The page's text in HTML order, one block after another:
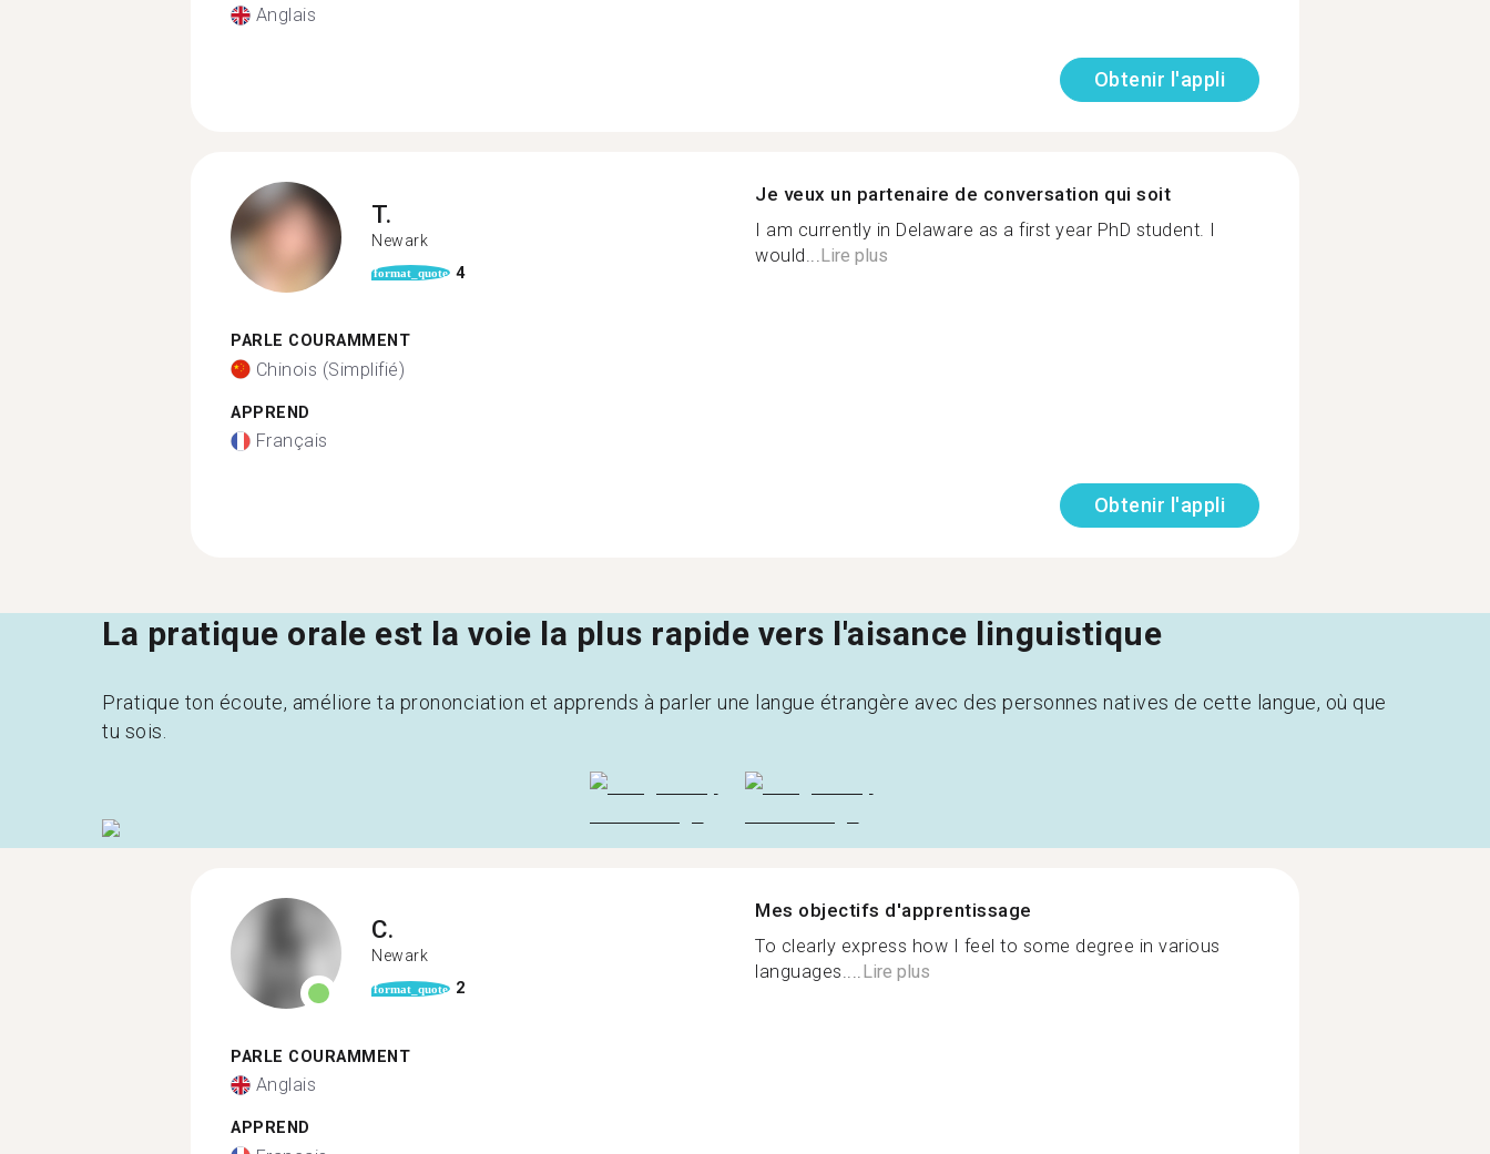
Anglais
Obtenir l'appli
T.
Newark
format_quote 4
PARLE COURAMMENT
Chinois (Simplifié)
APPREND
Français
Je veux un partenaire de conversation qui soit
I am currently in Delaware as a first year PhD student. I
would...Lire plus
Obtenir l'appli
La pratique orale est la voie la plus rapide vers l'aisance linguistique
Pratique ton écoute, améliore ta prononciation et apprends à parler une langue étrangère avec des personnes natives de cette langue, où que
tu sois.
C.
Newark
format_quote 2
PARLE COURAMMENT
Anglais
APPREND
Mes objectifs d'apprentissage
To clearly express how I feel to some degree in various
languages.... Lire plus